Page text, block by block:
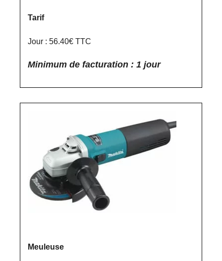
Tarif
Jour : 56.40€ TTC
Minimum de facturation : 1 jour
Meuleuse